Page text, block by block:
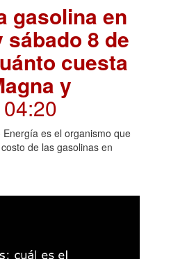
gasolina en
sábado 8 de
cuesta
y
04:20
es el organismo que
de las gasolinas en